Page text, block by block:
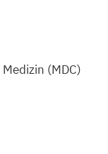
(MDC)